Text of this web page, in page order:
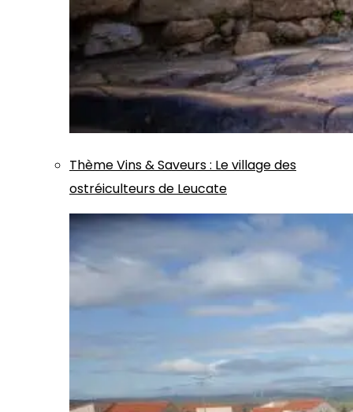
ThèmeVins & Saveurs: Le village des
ostréiculteurs de Leucate